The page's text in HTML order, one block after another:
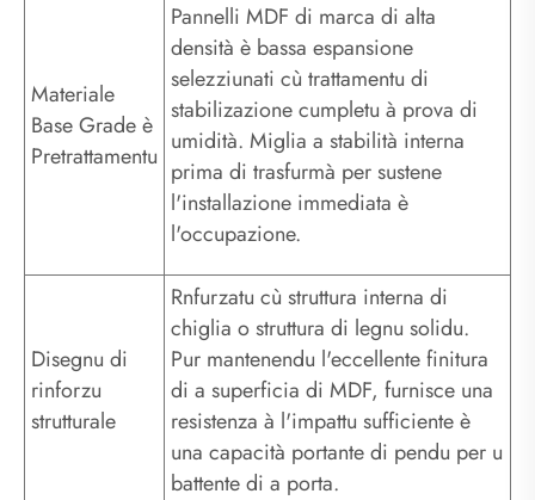
Materiale
Base Grade è
Pretrattamentu
Pannelli MDF di marca di alta
densità è bassa espansione
selezziunati cù trattamentu di
stabilizazione cumpletu à prova di
umidità. Miglia a stabilità interna
prima di trasfurmà per sustene
l'installazione immediata è
l'occupazione.
Disegnu di
rinforzu
strutturale
Rnfurzatu cù struttura interna di
chiglia o struttura di legnu solidu.
Pur mantenendu l'eccellente finitura
di a superficia di MDF, furnisce una
resistenza à l'impattu sufficiente è
una capacità portante di pendu per u
battente di a porta.